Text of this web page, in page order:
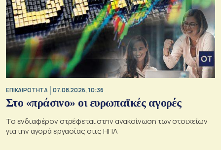
ΕΠΙΚΑΙΡΟΤΗΤΑ 07.08.2026, 10:36
Στο «πράσινο» οι ευρωπαϊκές αγορές
Το ενδιαφέρον στρέφεται στην ανακοίνωση των στοιχείων
για την αγορά εργασίας στις ΗΠΑ